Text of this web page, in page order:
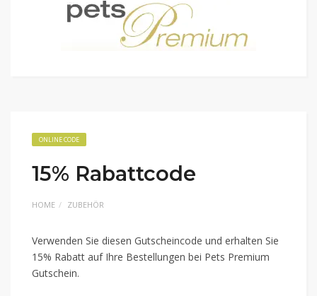
ONLINE CODE
15% Rabattcode
HOME ZUBEHÖR
Verwenden Sie diesen Gutscheincode und erhalten Sie
15% Rabatt auf Ihre Bestellungen bei Pets Premium
Gutschein.